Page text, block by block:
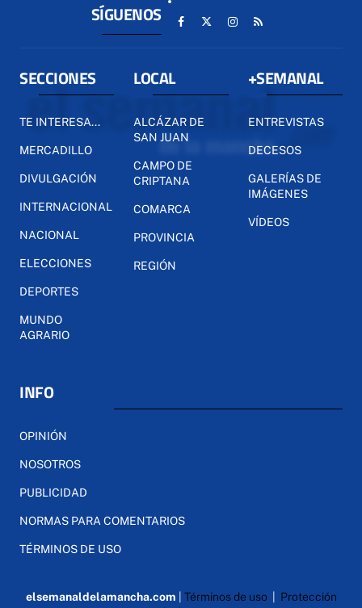
SÍGUENOS
SECCIONES
TE INTERESA...
MERCADILLO
DIVULGACIÓN
INTERNACIONAL
NACIONAL
ELECCIONES
DEPORTES
MUNDO
AGRARIO
LOCAL
ALCÁZAR DE
SAN JUAN
CAMPO DE
CRIPTANA
COMARCA
PROVINCIA
REGIÓN
+SEMANAL
ENTREVISTAS
DECESOS
GALERÍAS DE
IMÁGENES
VÍDEOS
INFO
OPINIÓN
NOSOTROS
PUBLICIDAD
NORMAS PARA COMENTARIOS
TÉRMINOS DE USO
elsemanaldelamancha.com Términos de uso| Protección